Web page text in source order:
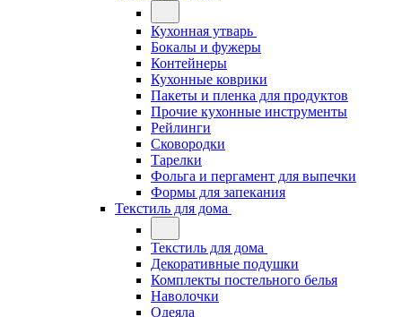
Кухонная утварь
Бокалы и фужеры
Контейнеры
Кухонные коврики
Пакеты и пленка для продуктов
Прочие кухонные инструменты
Рейлинги
Сковородки
Тарелки
Фольга и пергамент для выпечки
Формы для запекания
Текстиль для дома
Текстиль для дома
Декоративные подушки
Комплекты постельного белья
Наволочки
Одеяла